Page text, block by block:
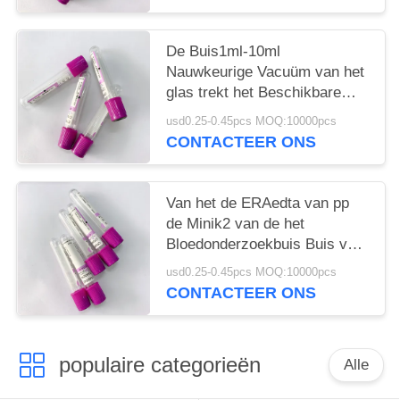
De Buis1ml-10ml
Nauwkeurige Vacuüm van het
glas trekt het Beschikbare
EDTA Volume
usd0.25-0.45pcs MOQ:10000pcs
CONTACTEER ONS
Van het de ERAedta van pp
de Minik2 van de het
Bloedonderzoekbuis Buis van
het de Lavendel Purpere
Hoogste Bloed
usd0.25-0.45pcs MOQ:10000pcs
CONTACTEER ONS
populaire categorieën Alle